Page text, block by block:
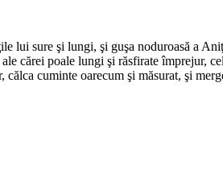
lui sure şi lungi, şi guşa noduroasă a
cărei poale lungi şi răsfirate
cuminte oarecum şi măsurat, şi